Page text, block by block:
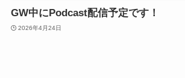
GW中にPodcast配信予定です！
2026年4月24日